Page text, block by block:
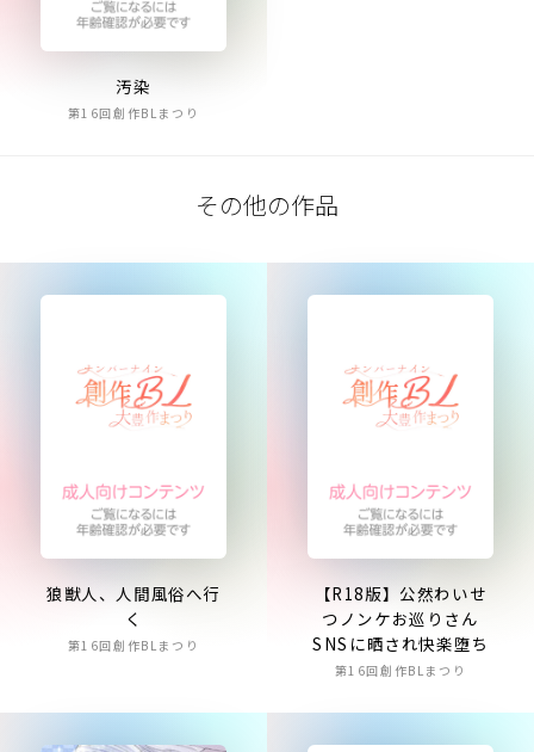
汚染
第16回創作BLまつり
その他の作品
狼獣人、人間風俗へ行
く
第16回創作BLまつり
【R18版】公然わいせ
つノンケお巡りさん
SNSに晒され快楽堕ち
第16回創作BLまつり